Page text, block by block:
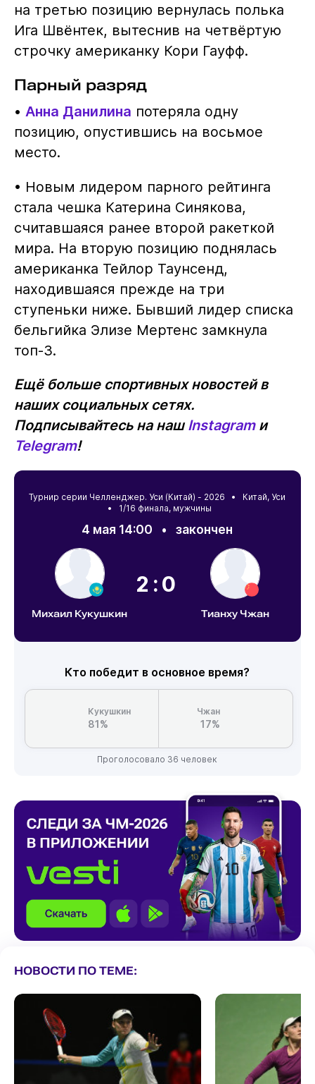
на третью позицию вернулась полька
Ига Швёнтек, вытеснив на четвёртую
строчку американку Кори Гауфф.
Парный разряд
• Анна Данилина потеряла одну
позицию, опустившись на восьмое
место.
• Новым лидером парного рейтинга
стала чешка Катерина Синякова,
считавшаяся ранее второй ракеткой
мира. На вторую позицию поднялась
американка Тейлор Таунсенд,
находившаяся прежде на три
ступеньки ниже. Бывший лидер списка
бельгийка Элизе Мертенс замкнула
топ-3.
Ещё больше спортивных новостей в
наших социальных сетях.
Подписывайтесь на нашInstagramи
Telegram!
Турнир серии Челленджер. Уси (Китай) - 2026 • Китай, Уси
• 1/16 финала, мужчины
4 мая 14:00 •закончен
Михаил Кукушкин
2:0
Тианху Чжан
Кто победит в основное время?
Кукушкин
81%
Чжан
17%
Проголосовало 36 человек
НОВОСТИ ПО ТЕМЕ: